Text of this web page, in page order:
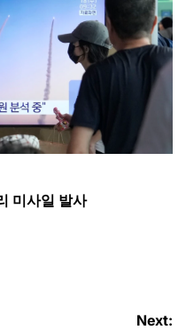
미사일 발사
Next: